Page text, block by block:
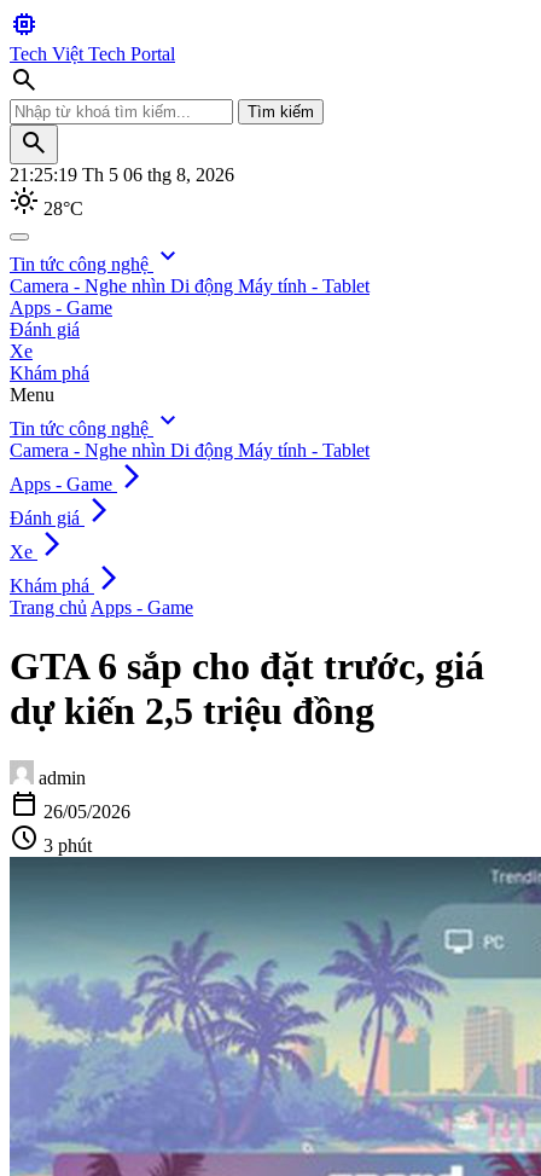
memory
Tech Việt Tech Portal
search
Tìm kiếm
search
21:25:21 Th 5 06 thg 8, 2026
light_mode 28°C
search
Tìm kiếm
Tin tức công nghệ expand_more
Camera - Nghe nhìn Di động Máy tính - Tablet
Apps - Game
Đánh giá
Xe
Khám phá
Menu
Tin tức công nghệ expand_more
Camera - Nghe nhìn Di động Máy tính - Tablet
Apps - Game arrow_forward_ios
Đánh giá arrow_forward_ios
Xe arrow_forward_ios
Khám phá arrow_forward_ios
Trang chủ Apps - Game
GTA 6 sắp cho đặt trước, giá
dự kiến 2,5 triệu đồng
admin
calendar_today 26/05/2026
schedule 3 phút